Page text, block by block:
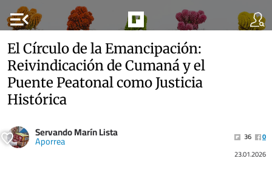
menu_open
El Círculo de la Emancipación:
Reivindicación de Cumaná y el
Puente Peatonal como Justicia
Histórica
Servando Marín Lista
Aporrea 36
0
23.01.2026